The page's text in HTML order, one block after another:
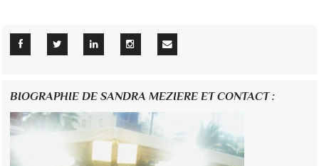
BIOGRAPHIE DE SANDRA MEZIERE ET CONTACT :